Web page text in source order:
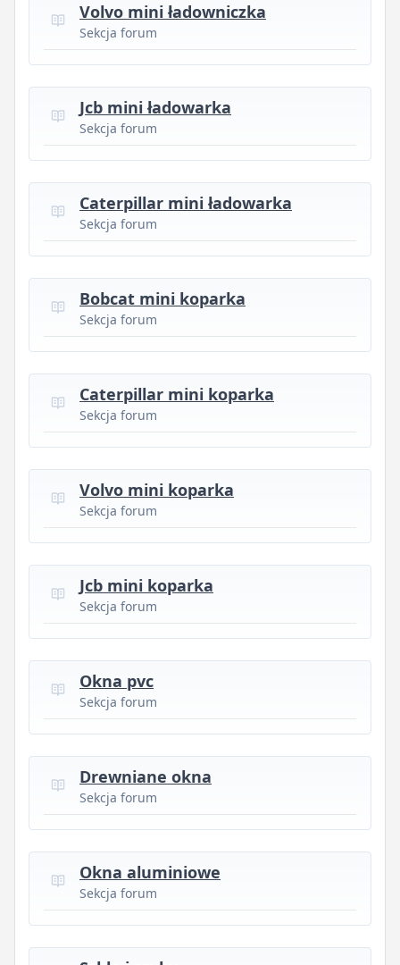
Volvo mini ładowniczka
Sekcja forum
Jcb mini ładowarka
Sekcja forum
Caterpillar mini ładowarka
Sekcja forum
Bobcat mini koparka
Sekcja forum
Caterpillar mini koparka
Sekcja forum
Volvo mini koparka
Sekcja forum
Jcb mini koparka
Sekcja forum
Okna pvc
Sekcja forum
Drewniane okna
Sekcja forum
Okna aluminiowe
Sekcja forum